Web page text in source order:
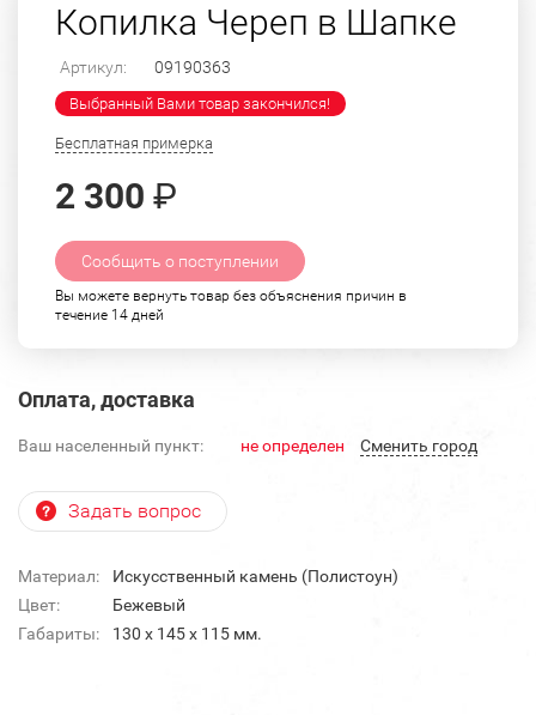
Копилка Череп в Шапке
Артикул: 09190363
Выбранный Вами товар закончился!
Бесплатная примерка
2 300 ₽
Сообщить о поступлении
Вы можете вернуть товар без объяснения причин в
течение 14 дней
Оплата, доставка
Ваш населенный пункт: не определен Cменить город
Задать вопрос
Материал:
Искусственный камень (Полистоун)
Цвет:
Бежевый
Габариты:
130 х 145 х 115 мм.